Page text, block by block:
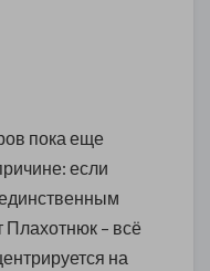
пока еще
если
Плахотнюк – всё
на